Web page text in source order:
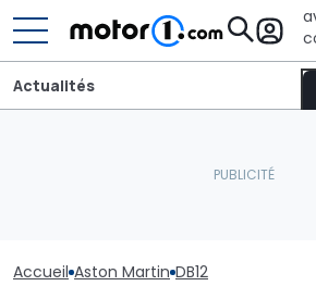
Actualités
Accueil Aston Martin DB12